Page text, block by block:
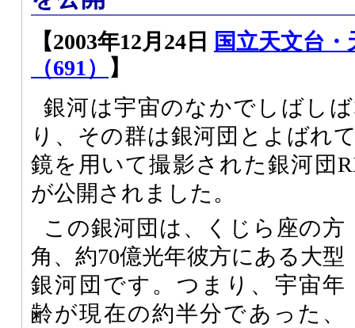
【2003年12月24日
国立天文台
（691）
】
銀河は宇宙のなかでしばし
り、その群は銀河団とよばれ
鏡を用いて撮影された銀河団
が公開されました。
この銀河団は、くじら座の方
角、約70億光年彼方にある大型
銀河団です。つまり、宇宙年
齢が現在の約半分であった、